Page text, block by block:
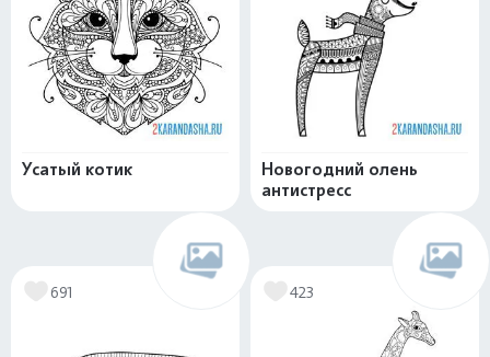
Усатый котик
Новогодний олень
антистресс
691 423